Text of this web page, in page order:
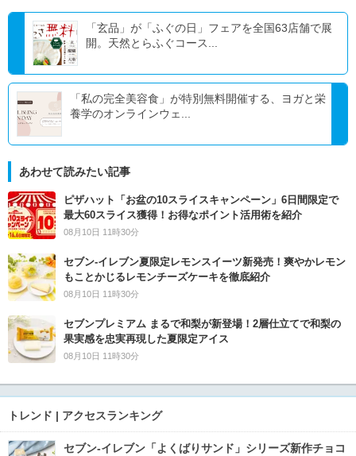
「玄品」が「ふぐの日」フェアを全国63店舗で展
開。天然とらふぐコース...
「私の完全美容食」が特別無料開催する、ヨガと栄
養学のオンラインウェ...
あわせて読みたい記事
ピザハット「お盆の10スライスキャンペーン」6日間限定で
最大60スライス獲得！お得なポイント活用術を紹介
08月10日 11時30分
セブン‐イレブン夏限定レモンスイーツ新発売！爽やかレモン
もことかじるレモンチーズケーキを徹底紹介
08月10日 11時30分
セブンプレミアム まるで和梨が新登場！2層仕立てで和梨の
果実感を忠実再現した夏限定アイス
08月10日 11時30分
トレンド | アクセスランキング
セブン‐イレブン「よくばりサンド」シリーズ新作チョコ